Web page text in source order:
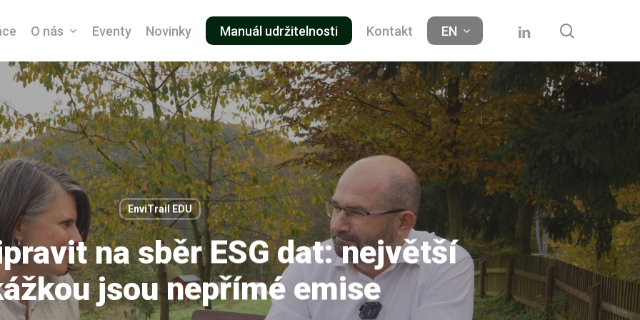
O nás Eventy Novinky Manuál udržitelnosti Kontakt EN linkedin
EnviTrail EDU
na sběr ESG dat: největší
jsou nepřímé emise